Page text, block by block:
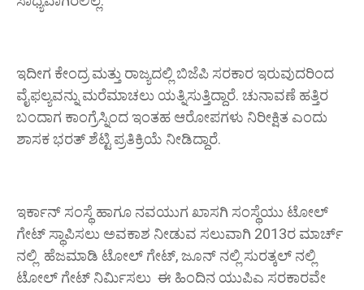
ಇದೀಗ ಕೇಂದ್ರ ಮತ್ತು ರಾಜ್ಯದಲ್ಲಿ ಬಿಜೆಪಿ ಸರಕಾರ ಇರುವುದರಿಂದ
ವೈಫಲ್ಯವನ್ನು ಮರೆಮಾಚಲು ಯತ್ನಿಸುತ್ತಿದ್ದಾರೆ. ಚುನಾವಣೆ ಹತ್ತಿರ
ಬಂದಾಗ ಕಾಂಗ್ರೆಸ್ನಿಂದ ಇಂತಹ ಆರೋಪಗಳು ನಿರೀಕ್ಷಿತ ಎಂದು
ಶಾಸಕ ಭರತ್ ಶೆಟ್ಟಿ ಪ್ರತಿಕ್ರಿಯೆ ನೀಡಿದ್ದಾರೆ.
ಇರ್ಕಾನ್ ಸಂಸ್ಥೆ ಹಾಗೂ ನವಯುಗ ಖಾಸಗಿ ಸಂಸ್ಥೆಯು ಟೋಲ್
ಗೇಟ್ ಸ್ಥಾಪಿಸಲು ಅವಕಾಶ ನೀಡುವ ಸಲುವಾಗಿ 2013ರ ಮಾರ್ಚ್
ನಲ್ಲಿ ಹೆಜಮಾಡಿ ಟೋಲ್ ಗೇಟ್, ಜೂನ್ ನಲ್ಲಿ ಸುರತ್ಕಲ್ ನಲ್ಲಿ
ಟೋಲ್ ಗೇಟ್ ನಿರ್ಮಿಸಲು ಈ ಹಿಂದಿನ ಯುಪಿಎ ಸರಕಾರವೇ